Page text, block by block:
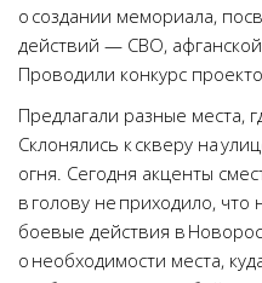
о создании мемориала,
действий — СВО,
Проводили конкурс
Предлагали разные места,
Склонялись к скверу на
огня. Сегодня акценты
в голову не приходило,
боевые действия в
о необходимости места,